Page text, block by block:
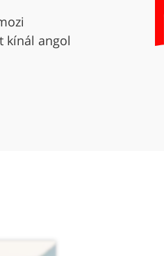
kínál angol